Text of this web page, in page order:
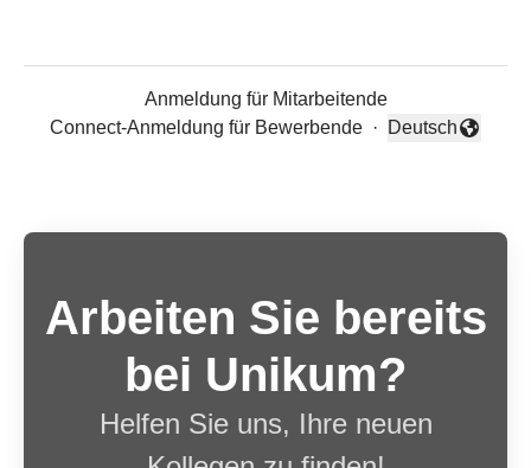
Anmeldung für Mitarbeitende
Connect-Anmeldung für Bewerbende ·
Sprache ändern
Deutsch
Arbeiten Sie bereits
bei Unikum?
Helfen Sie uns, Ihre neuen